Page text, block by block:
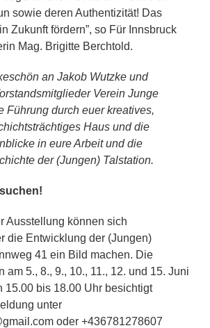
sowie deren Authentizität! Das
Zukunft fördern”, so Für Innsbruck
Mag. Brigitte Berchtold.
an Jakob Wutzke und
Verein Junge
Führung durch euer kreatives,
Haus und die
in eure Arbeit und die
der (Jungen) Talstation.
Ausstellung können sich
die Entwicklung der (Jungen)
41 ein Bild machen. Die
am 5., 8., 9., 10., 11., 12. und 15. Juni
15.00 bis 18.00 Uhr besichtigt
unter
oder +436781278607